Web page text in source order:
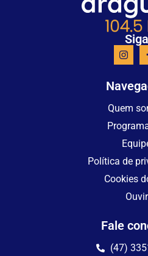
Siga
Quem
Política de
Cookies
Ouvir
Fale
(47)